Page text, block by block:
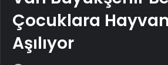
Çocuklara
Aşılıyor